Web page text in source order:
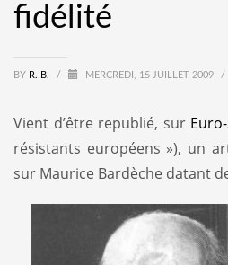
fidélité
BY R. B. / MERCREDI, 15 JUILLET 2009 /
Vient d’être republié, sur
résistants européens »), un
sur Maurice Bardèche datant